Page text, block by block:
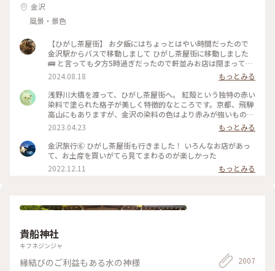
金沢
風景・景色
【ひがし茶屋街】 お夕飯にはちょっとはやい時間だったので
金沢駅からバスで移動しまして ひがし茶屋街に移動しました
🚌 と言っても夕方5時過ぎだったので軒並みお店は閉まってる
ー😱 お目当てだったカフェも金箔ソフトも油取り紙も買えな
いのー⁈😭な様子でしたが 食べ歩きやお買い物ができない代わ
りに 夕方になりだいぶ涼しくなった古い街並みを 観光客少な
めで堪能できたのでそれはそれでヨシです👍 賑やかなひがし
茶屋街はまた今度のお楽しみに取っておくとして 昔の風情を
堪能しつつ夕涼みのお散歩になりました🚶🚶‍♀️ （2024.8.11） #
古い街並み #ひがし茶屋街 #ひゃくまんさん #夕涼み #お散歩 #
北陸応援旅 #ドライブ旅 #金沢 #ことりっぷ金沢 #クラシカル
な街 #ことりっぷ旅2024
2024.08.18
もっとみる
浅野川大橋を渡って、ひがし茶屋街へ。 紅殻という独特の赤い
染料で塗られた格子が美しく特徴的なところです。京都、飛騨
高山にもありますが、金沢の染料の色はより赤みが強いものだ
そう。 茶屋街以外でも、市内のあちこちでこの木虫籠(きむす
こ)と呼ばれる、むしかごのような細い格子を見かけました。
風情があり素敵です。 東料亭組合の前を通ると、芸妓さんの三
味線のお稽古の音が聞こえてきました。 石畳の上をのんびり
金沢 #私のことりっぷ旅 #レトロな街
2023.04.23
もっとみる
金沢旅行⑥ ひがし茶屋街も行きました！ いろんなお店があっ
て、お土産を買いがてら見てまわるのが楽しかった
2022.12.11
もっとみる
貴船神社
キフネジンジャ
縁結びのご利益もある水の神様 2007